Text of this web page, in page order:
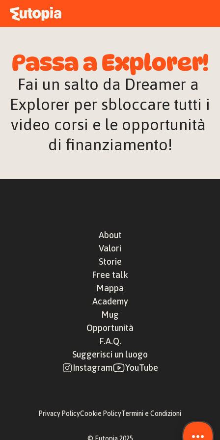
STORIE
FREE TALK
ACCEDI
Passa a Explorer!
Fai un salto da Dreamer a
Explorer per sbloccare tutti i
video corsi e le opportunità
di finanziamento!
About
Valori
Storie
Free talk
Mappa
Academy
Mug
Opportunità
F.A.Q.
Suggerisci un luogo
Instagram
YouTube
Privacy PolicyCookie PolicyTermini e Condizioni